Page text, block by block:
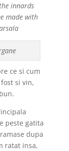
innards
made with
ce si cum
si vin,
peste gatita
dupa
ratat insa,